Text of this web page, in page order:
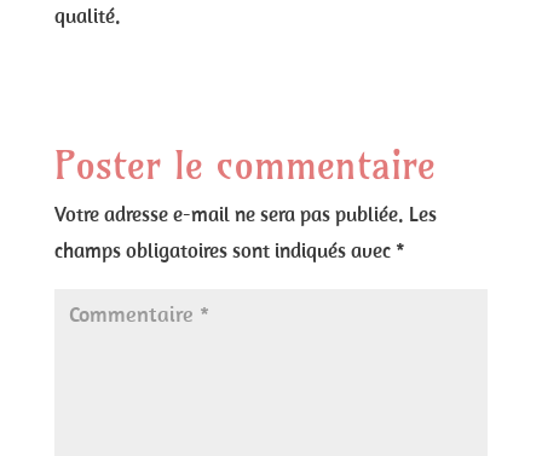
qualité.
Poster le commentaire
Votre adresse e-mail ne sera pas publiée. Les
champs obligatoires sont indiqués avec *